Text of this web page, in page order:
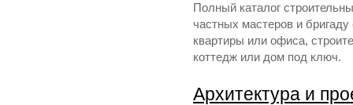
Полный каталог
частных мастеров и
квартиры или офиса,
коттедж или дом под ключ.
Архитектура и